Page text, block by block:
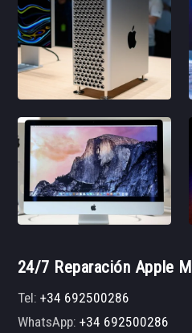
24/7 Reparación Apple
Tel:+34 692500286
WhatsApp:+34 692500286